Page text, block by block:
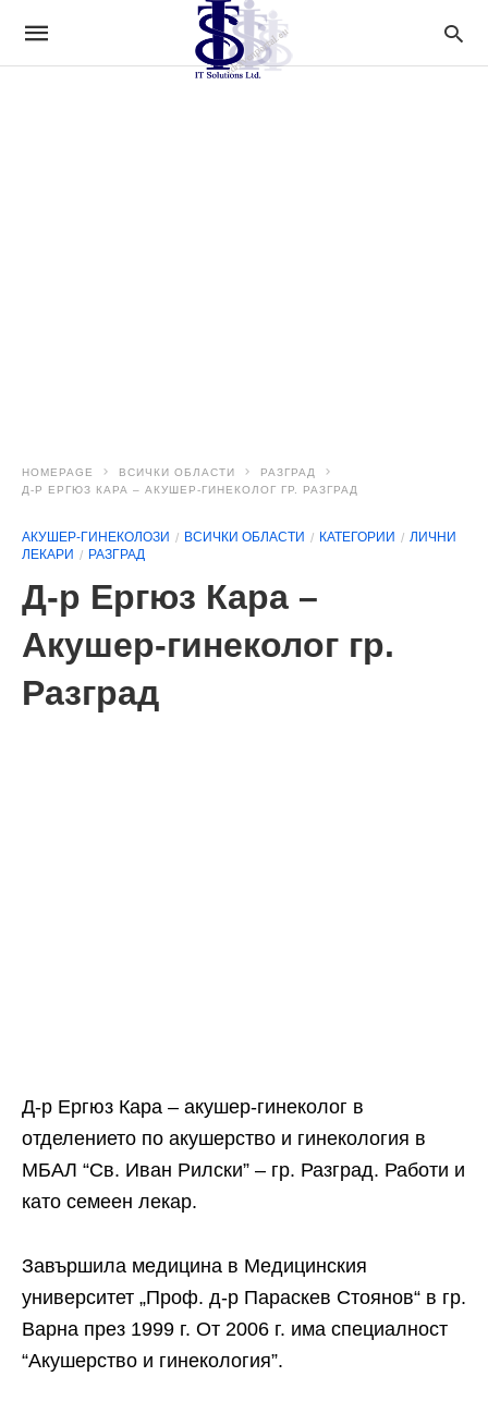
HOMEPAGE ВСИЧКИ ОБЛАСТИ
РАЗГРАД
Д-Р ЕРГЮЗ КАРА – АКУШЕР-ГИНЕКОЛОГ ГР. РАЗГРАД
АКУШЕР-ГИНЕКОЛОЗИ ВСИЧКИ ОБЛАСТИ КАТЕГОРИИ
ЛИЧНИ
ЛЕКАРИ
РАЗГРАД
Д-р Ергюз Кара –
Акушер-гинеколог гр.
Разград
Д-р Ергюз Кара – акушер-гинеколог в
отделението по акушерство и гинекология в
МБАЛ “Св. Иван Рилски” – гр. Разград. Работи и
като семеен лекар.
Завършила медицина в Медицинския
университет „Проф. д-р Параскев Стоянов“ в гр.
Варна през 1999 г. От 2006 г. има специалност
“Акушерство и гинекология”.